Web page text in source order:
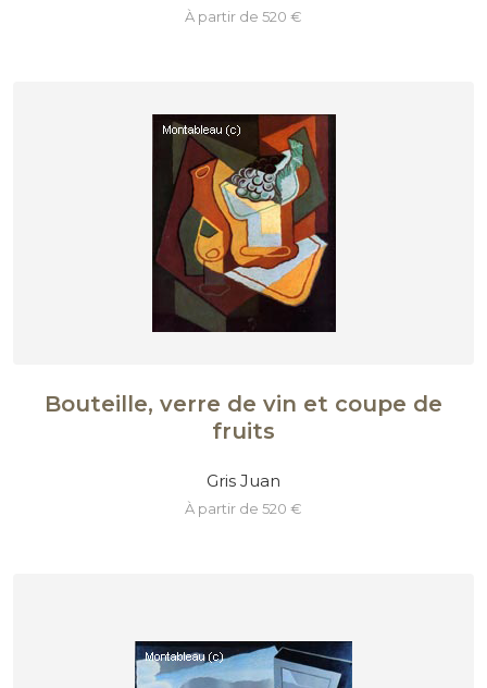
à partir de 520 €
Bouteille, verre de vin et coupe de
fruits
Gris Juan
à partir de 520 €